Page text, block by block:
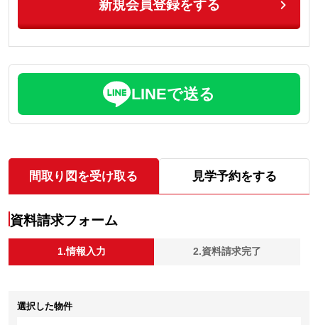
新規会員登録をする
LINEで送る
間取り図を受け取る 見学予約をする
資料請求フォーム
1.情報入力 2.資料請求完了
選択した物件